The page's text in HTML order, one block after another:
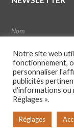
Notre site web
fonctionnement,
personnaliser
publicités
d'informations ou
Réglages ».
Réglages